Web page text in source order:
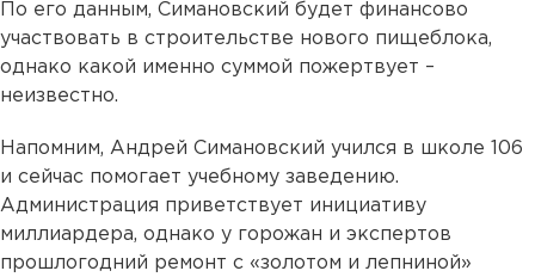
По его данным, Симановский будет финансово
участвовать в строительстве нового пищеблока,
однако какой именно суммой пожертвует –
неизвестно.
Напомним, Андрей Симановский учился в школе 106
и сейчас помогает учебному заведению.
Администрация приветствует инициативу
миллиардера, однако у горожан и экспертов
прошлогодний ремонт с «золотом и лепниной»